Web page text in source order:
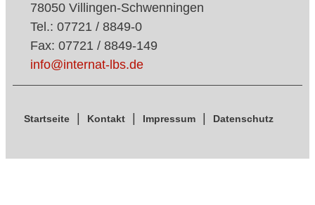
78050 Villingen-Schwenningen
Tel.: 07721 / 8849-0
Fax: 07721 / 8849-149
info@internat-lbs.de
Startseite Kontakt Impressum Datenschutz